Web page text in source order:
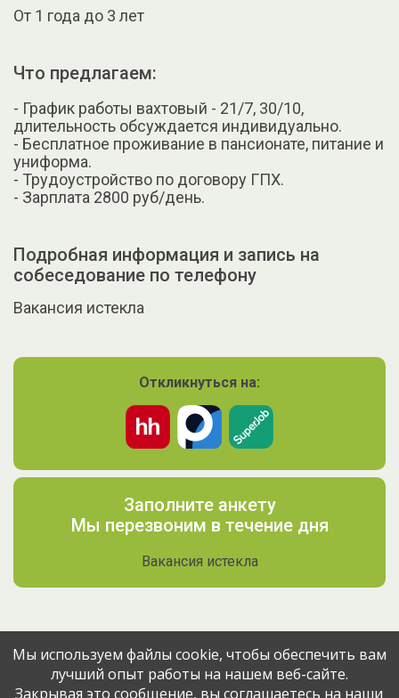
От 1 года до 3 лет
Что предлагаем:
- График работы вахтовый - 21/7, 30/10,
длительность обсуждается индивидуально.
- Бесплатное проживание в пансионате, питание и
униформа.
- Трудоустройство по договору ГПХ.
- Зарплата 2800 руб/день.
Подробная информация и запись на
собеседование по телефону
Вакансия истекла
Откликнуться на:
Заполните анкету
Мы перезвоним в течение дня
Вакансия истекла
Поделитесь вакансией с друзьями
Мы используем файлы cookie, чтобы обеспечить вам
лучший опыт работы на нашем веб-сайте.
Закрывая это сообщение, вы соглашаетесь на наши